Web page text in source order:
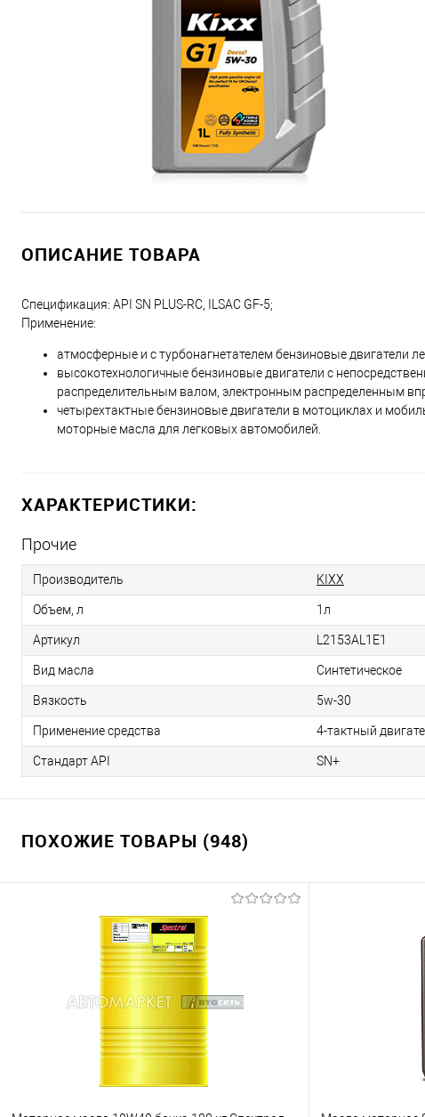
ОПИСАНИЕ ТОВАРА
Спецификация: API SN PLUS-RC, ILSAC GF-5;
Применение:
атмосферные и с турбонагнетателем бензиновые двигатели
высокотехнологичные бензиновые двигатели с
распределительным валом, электронным распределенным
четырехтактные бензиновые двигатели в мотоциклах и
моторные масла для легковых автомобилей.
ХАРАКТЕРИСТИКИ:
Прочие
Производитель KIXX
Объем, л 1л
Артикул L2153AL1E1
Вид масла Синтетическое
Вязкость 5w-30
Применение средства 4-тактный
Стандарт API SN+
ПОХОЖИЕ ТОВАРЫ (948)